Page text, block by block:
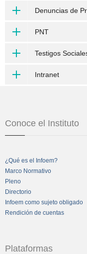
Denuncias de
PNT
Testigos
Intranet
Conoce el Instituto
¿Qué es el Infoem?
Marco Normativo
Pleno
Directorio
Infoem como sujeto obligado
Rendición de cuentas
Plataformas